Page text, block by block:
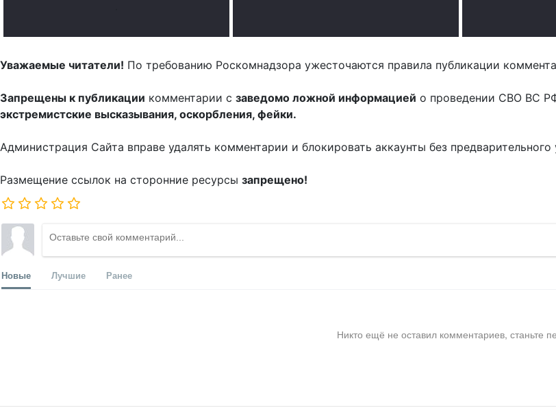
Уважаемые читатели! По требованию Роскомнадзора ужесточаются правила публикации
Запрещены к публикации комментарии с заведомо ложной информацией о проведении СВО ВС
экстремистские высказывания, оскорбления, фейки.
Администрация Сайта вправе удалять комментарии и блокировать аккаунты без предварительного
Размещение ссылок на сторонние ресурсы запрещено!
Новые Лучшие Ранее
Никто ещё не оставил комментариев, станьте